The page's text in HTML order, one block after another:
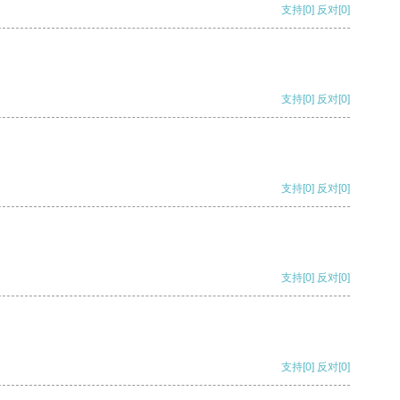
支持[0] 反对[0]
支持[0] 反对[0]
支持[0] 反对[0]
支持[0] 反对[0]
支持[0] 反对[0]